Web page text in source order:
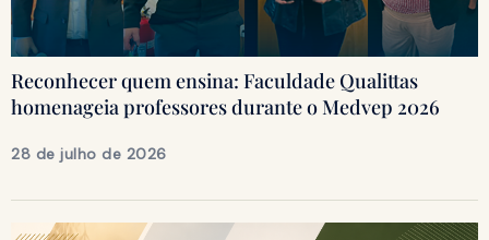
Reconhecer quem ensina: Faculdade Qualittas
homenageia professores durante o Medvep 2026
28 de julho de 2026